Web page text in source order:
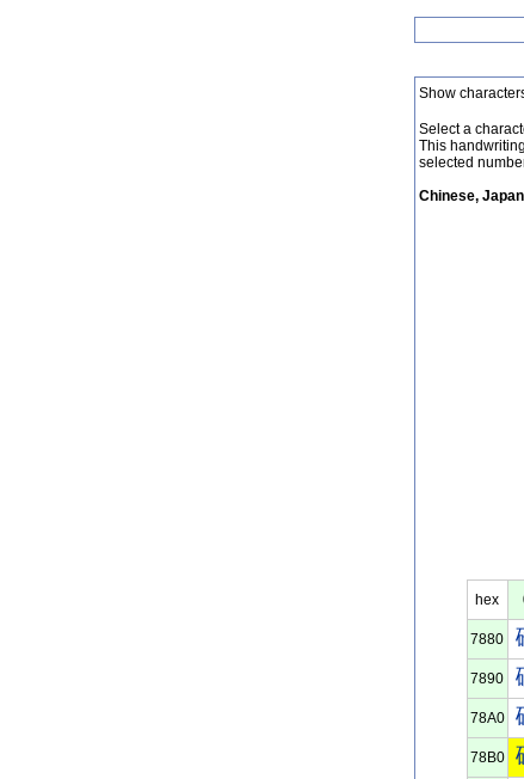
Show
Select a
This
selected
Chinese,
hex
7880
7890
78A0
78B0